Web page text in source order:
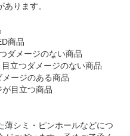
ります。
商品
ダメージのない商品
立つダメージのない商品
メージのある商品
が目立つ商品
薄シミ・ピンホールなどにつ